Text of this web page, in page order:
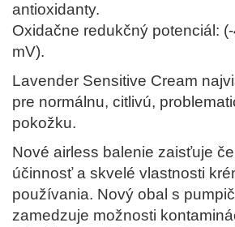
antioxidanty.
Oxidačne redukčný potenciál:
mV).
Lavender Sensitive Cream
pre normálnu, citlivú,
pokožku.
Nové airless balenie zaisťuje
účinnosť a skvelé vlastnosti
používania. Nový obal s
zamedzuje možnosti